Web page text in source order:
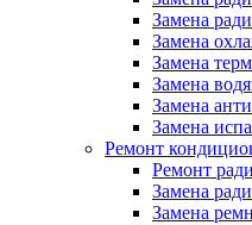
Замена
Замена
Замена
Замена
Замена
Замена
Ремонт
Ремонт
Замена
Замена